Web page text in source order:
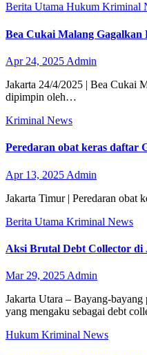
Berita Utama Hukum Kriminal
Bea Cukai Malang Gagalkan
Apr 24, 2025 Admin
Jakarta 24/4/2025 | Bea Cukai
dipimpin oleh…
Kriminal News
Peredaran obat keras daftar
Apr 13, 2025 Admin
Jakarta Timur | Peredaran obat
Berita Utama Kriminal News
Aksi Brutal Debt Collector
Mar 29, 2025 Admin
Jakarta Utara – Bayang-
yang mengaku sebagai debt
Hukum Kriminal News